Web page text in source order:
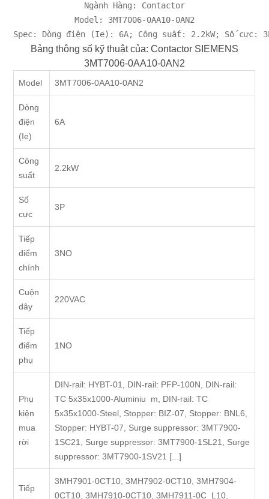
Ngành Hàng: Contactor
Model: 3MT7006-0AA10-0AN2
Spec: Dòng điện (Ie): 6A; Công suất: 2.2kW; Số cực:
Bảng thông số kỹ thuật của: Contactor SIEMENS
3MT7006-0AA10-0AN2
Model 3MT7006-0AA10-0AN2
Dòng
điện
(Ie)
6A
Công
suất
2.2kW
Số
cực
3P
Tiếp
điểm
chính
3NO
Cuộn
dây
220VAC
Tiếp
điểm
phụ
1NO
Phụ
kiện
mua
rời
DIN-rail: HYBT-01, DIN-rail: PFP-100N, DIN-rail:
TC 5x35x1000-Aluminiu m, DIN-rail: TC
5x35x1000-Steel, Stopper: BIZ-07, Stopper: BNL6,
Stopper: HYBT-07, Surge suppressor: 3MT7900-
1SC21, Surge suppressor: 3MT7900-1SL21, Surge
suppressor: 3MT7900-1SV21 [...]
Tiếp
3MH7901-0CT10, 3MH7902-0CT10, 3MH7904-
0CT10, 3MH7910-0CT10, 3MH7911-0C L10,